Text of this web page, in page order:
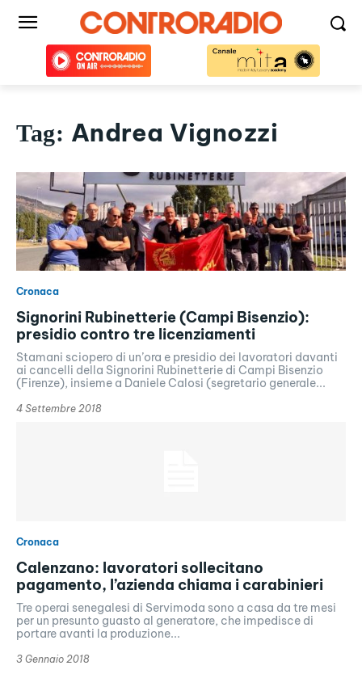
Tag: Andrea Vignozzi
Cronaca
Signorini Rubinetterie (Campi Bisenzio):
presidio contro tre licenziamenti
Stamani sciopero di un’ora e presidio dei lavoratori davanti
ai cancelli della Signorini Rubinetterie di Campi Bisenzio
(Firenze), insieme a Daniele Calosi (segretario generale...
4 Settembre 2018
Cronaca
Calenzano: lavoratori sollecitano
pagamento, l’azienda chiama i carabinieri
Tre operai senegalesi di Servimoda sono a casa da tre mesi
per un presunto guasto al generatore, che impedisce di
portare avanti la produzione...
3 Gennaio 2018